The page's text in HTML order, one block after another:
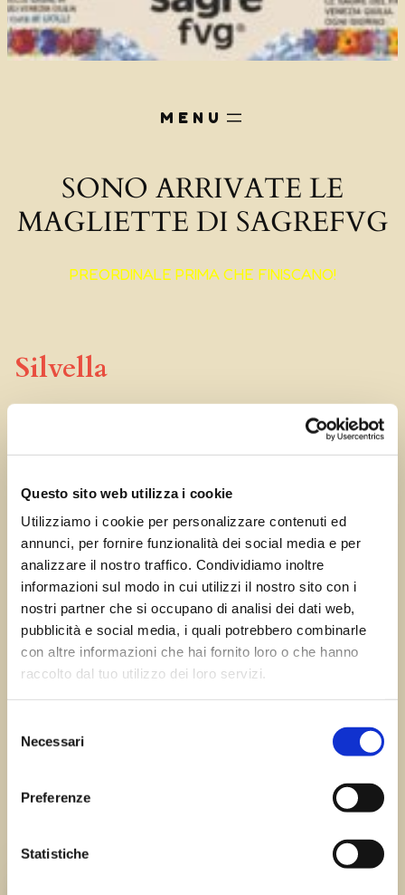
Questo sito web utilizza i cookie
Utilizziamo i cookie per personalizzare contenuti ed
annunci, per fornire funzionalità dei social media e per
analizzare il nostro traffico. Condividiamo inoltre
informazioni sul modo in cui utilizzi il nostro sito con i
nostri partner che si occupano di analisi dei dati web,
pubblicità e social media, i quali potrebbero combinarle
con altre informazioni che hai fornito loro o che hanno
raccolto dal tuo utilizzo dei loro servizi.
delNecessari
Preferenze
Statistiche
SONO ARRIVATE LE
MAGLIETTE DI SAGREFVG
PREORDINALE PRIMA CHE FINISCANO!
Silvella
← Precedente:
Polcenigo
Successivo:
→
Errore:Modulo di contatto non trovato.
Chi siamo